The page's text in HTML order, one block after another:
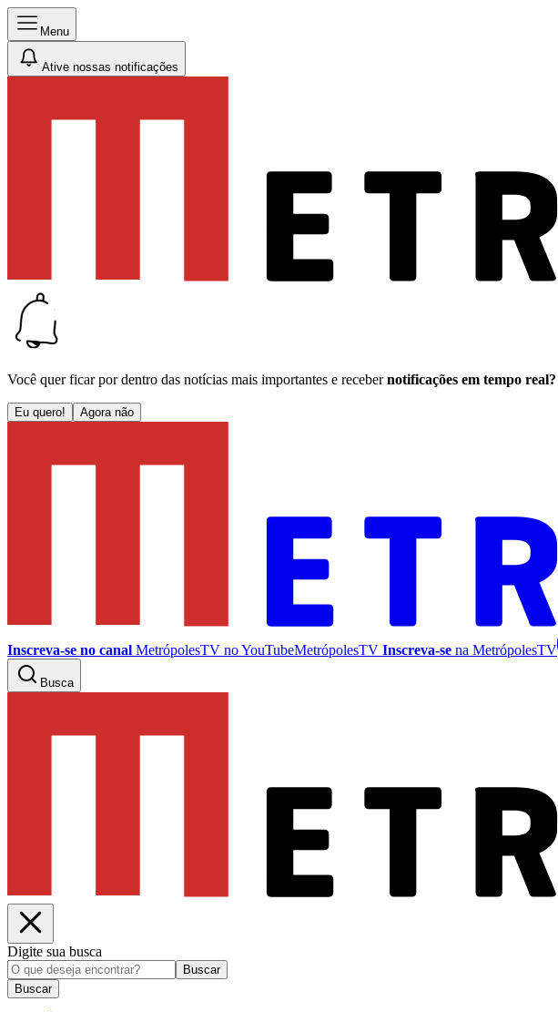
Menu
Ative nossas notificações
Você quer ficar por dentro das notícias mais importantes e receber notificações em tempo real?
Eu quero! Agora não
Inscreva-se no canal MetrópolesTV noYouTubeMetrópolesTV Inscreva-se na MetrópolesTV
Busca
Digite sua busca
Buscar
Buscar